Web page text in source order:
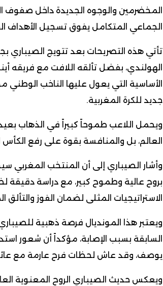
المخضرمين والوجوه الجديدة داخل صفوف
الجماعي المتكامل يفوق تسجيل الأهداف
تأتي هذه التصريحات بعد تتويج الصيباري
الهولندي، بفضل تألقه اللافت مع فريقه
الأساسية التي يعول عليها الناخب
جديد للكرة المغربية.
ويحمل اللاعب طموحاً كبيراً في الذهاب
العالم، بل والمنافسة بقوة على رفع الكأس
وأشار الصيباري إلى أن المنتخب المغربي
بروح عالية وطموح كبير، مع دراسة
الاستراتيجيات المثلى لضمان الفوز والتألق
ويعتبر هذا المونديال فرصة ذهبية
السابقة بسبب الإصابة، مؤكداً أن شعور
يوصف، وقد عاش لحظات فرح عارمة مع
ويعكس حديث الصيباري الروح المعنوية